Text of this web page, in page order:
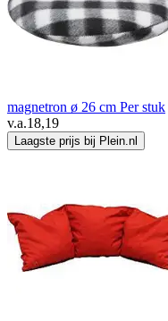
magnetron ø 26 cm Per stuk
v.a.18,19
Laagste prijs bij Plein.nl